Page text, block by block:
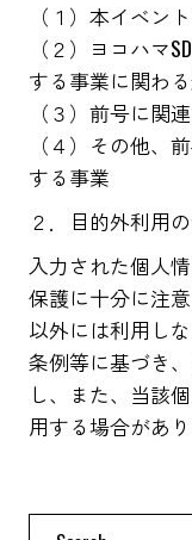
（１）本イベン
（２）ヨコハマ
する事業に関わ
（３）前号に関
（４）その他、
する事業
２．目的外利用
入力された個人
保護に十分に注
以外には利用し
条例等に基づき
し、また、当該
用する場合があり
Search